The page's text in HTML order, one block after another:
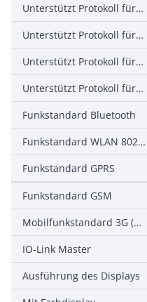
Unterstützt Protokoll für DeviceNet Safety
Unterstützt Protokoll für INTERBUS-Safety
Unterstützt Protokoll für PROFIsafe
Unterstützt Protokoll für SafetyBUS p
Funkstandard Bluetooth
Funkstandard WLAN 802.11
Funkstandard GPRS
Funkstandard GSM
Mobilfunkstandard 3G (UMTS)
IO-Link Master
Ausführung des Displays